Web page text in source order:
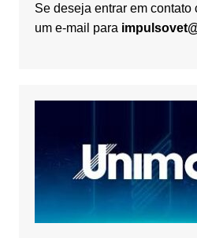
Se deseja entrar em
um e-mail para